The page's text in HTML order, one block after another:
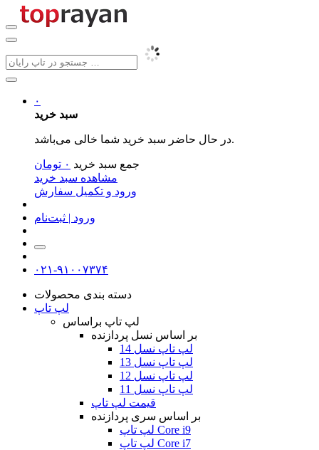
۰
سبد خرید
در حال حاضر سبد خرید شما خالی می‌باشد.
جمع سبد خرید ۰ تومان
مشاهده سبد خرید
ورود و تکمیل سفارش
ورود | ثبت‌نام
۰۲۱-۹۱۰۰۷۳۷۴
دسته بندی محصولات
لپ تاپ
لپ تاپ براساس
بر اساس نسل پردازنده
لپ تاپ نسل 14
لپ تاپ نسل 13
لپ تاپ نسل 12
لپ تاپ نسل 11
قیمت لپ تاپ
بر اساس سری پردازنده
لپ تاپ Core i9
لپ تاپ Core i7